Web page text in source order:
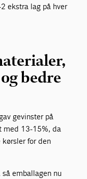
ekstra lag på hver
bedre
gevinster på
med 13-15%, da
kørsler for den
emballagen nu